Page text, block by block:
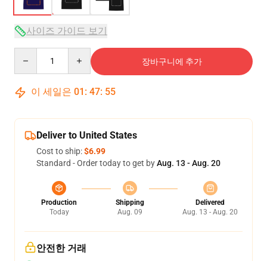
사이즈 가이드 보기
장바구니에 추가
이 세일은 01 : 47: 54
Deliver to United States
Cost to ship:$6.99
Standard - Order today to get byAug. 13 - Aug. 20
Production
Today
Shipping
Aug. 09
Delivered
Aug. 13 - Aug. 20
안전한 거래